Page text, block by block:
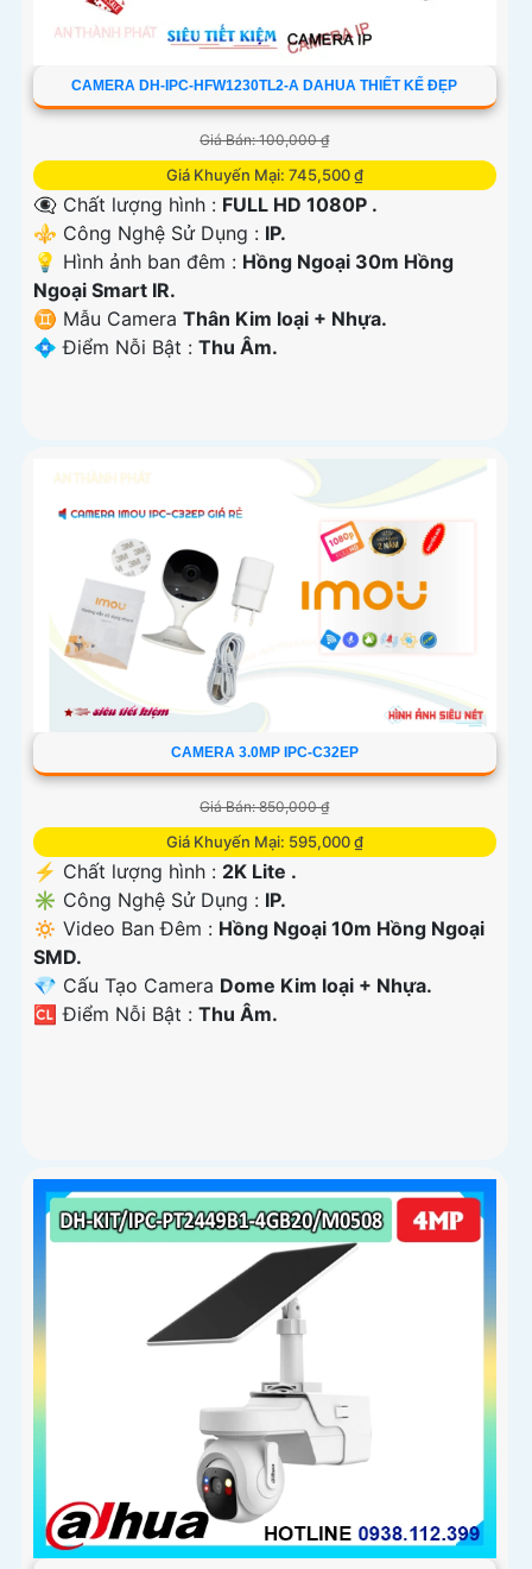
CAMERA DH-IPC-HFW1230TL2-A DAHUA THIẾT KẾ ĐẸP
Giá Bán: 100,000 ₫
Giá Khuyến Mại: 745,500 ₫
👁️‍🗨 Chất lượng hình : FULL HD 1080P .
⚜️ Công Nghệ Sử Dụng : IP.
💡 Hình ảnh ban đêm : Hồng Ngoại 30m Hồng
Ngoại Smart IR.
♊ Mẫu Camera Thân Kim loại + Nhựa.
️💠 Điểm Nỗi Bật : Thu Âm.
CAMERA 3.0MP IPC-C32EP
Giá Bán: 850,000 ₫
Giá Khuyến Mại: 595,000 ₫
️⚡ Chất lượng hình : 2K Lite .
✳️ Công Nghệ Sử Dụng : IP.
🔅 Video Ban Đêm : Hồng Ngoại 10m Hồng Ngoại
SMD.
💎 Cấu Tạo Camera Dome Kim loại + Nhựa.
️🆑 Điểm Nỗi Bật : Thu Âm.